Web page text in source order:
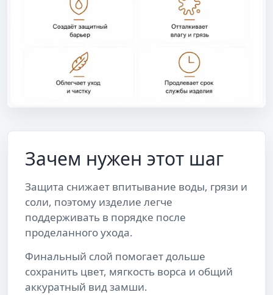
Зачем нужен этот шаг
Защита снижает впитывание воды, грязи и
соли, поэтому изделие легче
поддерживать в порядке после
проделанного ухода.
Финальный слой помогает дольше
сохранить цвет, мягкость ворса и общий
аккуратный вид замши.